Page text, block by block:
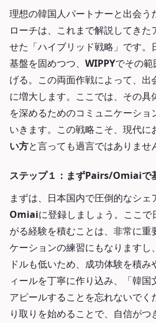
理想の韓国人パートナーと出会う
ローチは、これまで解説してき
せた「ハイブリッド戦略」です。
基盤を固めつつ、 WIPPYでその
げる。この両面作戦によって、出
に増大します。ここでは、その
を深めるためのコミュニケーショ
いきます。この戦略こそ、現代に
い方と言っても過言ではありませ
ステップ１：まずPairs/Omiaiで
まずは、日本国内で圧倒的なシェ
Omiaiに登録しましょう。ここ
がる経験を積むことは、非常に重
ケーションの練習にもなりますし
ドルも低いため、成功体験を積
ィールを丁寧に作り込み、「韓
アピールすることを忘れないで
り取りを始めることで、自信が